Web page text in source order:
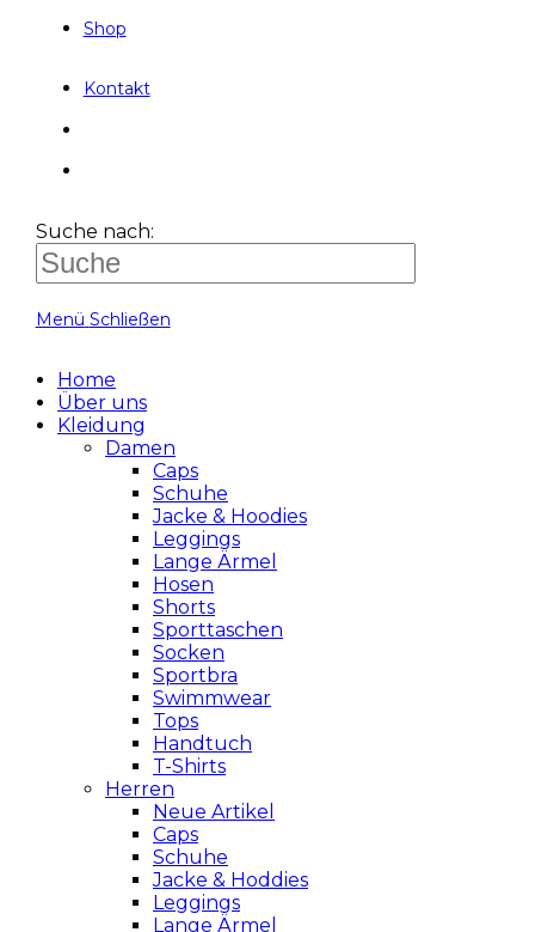
Shop
Kontakt
Suche nach:
Menü Schließen
Home
Über uns
Kleidung
Damen
Caps
Schuhe
Jacke & Hoodies
Leggings
Lange Ärmel
Hosen
Shorts
Sporttaschen
Socken
Sportbra
Swimmwear
Tops
Handtuch
T-Shirts
Herren
Neue Artikel
Caps
Schuhe
Jacke & Hoddies
Leggings
Lange Ärmel